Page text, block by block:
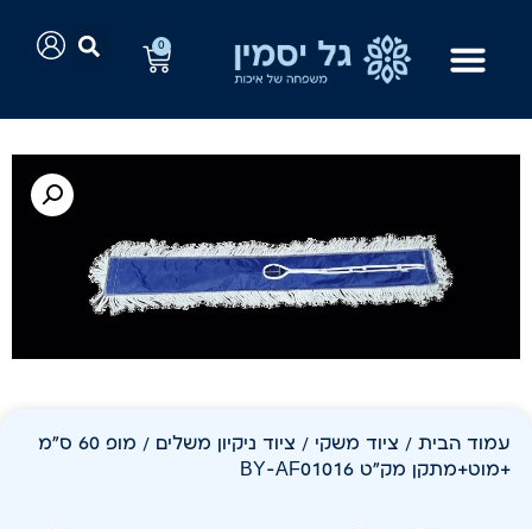
0
עמוד הבית / ציוד משקי / ציוד ניקיון משלים
/ מופ 60 ס"מ
+מוט+מתקן מק"ט BY-AF01016